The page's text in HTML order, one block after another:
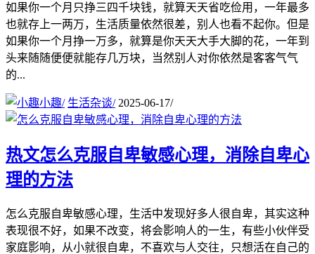
如果你一个月只挣三四千块钱，就算天天省吃俭用，一年最多
也就存上一两万，生活质量依然很差，别人也看不起你。但是
如果你一个月挣一万多，就算是你天天大手大脚的花，一年到
头来随随便便就能存几万块，当然别人对你依然是客客气气
的...
小趣/ 生活杂谈/ 2025-06-17/
热文怎么克服自卑敏感心理，消除自卑心
理的方法
怎么克服自卑敏感心理，生活中发现好多人很自卑，其实这种
表现很不好，如果不改变，将会影响人的一生，有些小伙伴受
家庭影响，从小就很自卑，不喜欢与人交往，只想活在自己的